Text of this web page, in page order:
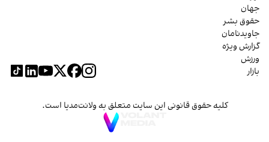
جهان
حقوق بشر
جاویدنامان
گزارش ویژه
ورزش
بازار
کلیه حقوق قانونی این سایت متعلق به ولانت‌مدیا است.